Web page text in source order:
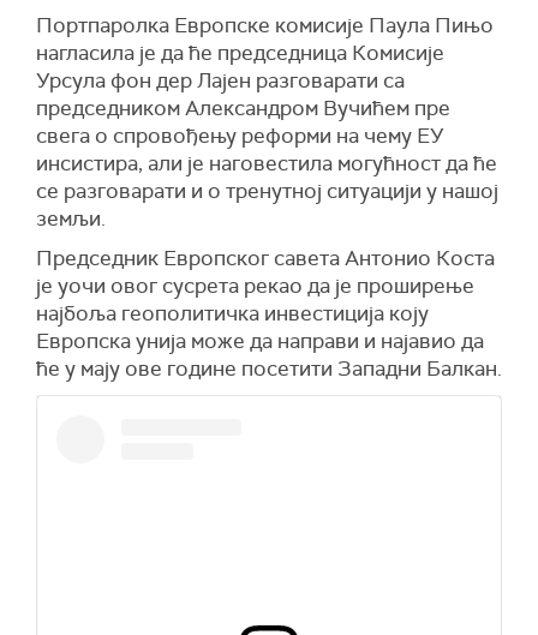
Портпаролка Европске комисије Паула Пињо
нагласила је да ће председница Комисије
Урсула фон дер Лајен разговарати са
председником Александром Вучићем пре
свега о спровођењу реформи на чему ЕУ
инсистира, али је наговестила могућност да ће
се разговарати и о тренутној ситуацији у нашој
земљи.
Председник Европског савета Антонио Коста
је уочи овог сусрета рекао да је проширење
најбоља геополитичка инвестиција коју
Европска унија може да направи и најавио да
ће у мају ове године посетити Западни Балкан.